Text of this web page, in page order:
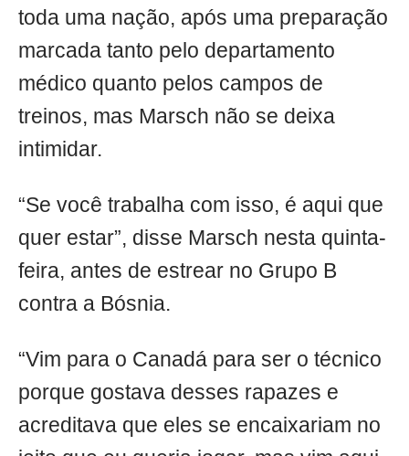
toda uma nação, após uma preparação
marcada tanto pelo departamento
médico quanto pelos campos de
treinos, mas Marsch não se deixa
intimidar.
“Se você trabalha com isso, é aqui que
quer estar”, disse Marsch nesta quinta-
feira, antes de estrear no Grupo B
contra a Bósnia.
“Vim para o Canadá para ser o técnico
porque gostava desses rapazes e
acreditava que eles se encaixariam no